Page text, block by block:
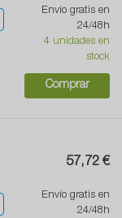
Envío gratis en
24/48h
4 unidades en
stock
Comprar
57,72 €
Envío gratis en
24/48h